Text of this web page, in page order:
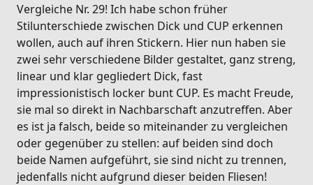
Vergleiche Nr. 29! Ich habe schon früher
Stilunterschiede zwischen Dick und CUP erkennen
wollen, auch auf ihren Stickern. Hier nun haben sie
zwei sehr verschiedene Bilder gestaltet, ganz streng,
linear und klar gegliedert Dick, fast
impressionistisch locker bunt CUP. Es macht Freude,
sie mal so direkt in Nachbarschaft anzutreffen. Aber
es ist ja falsch, beide so miteinander zu vergleichen
oder gegenüber zu stellen: auf beiden sind doch
beide Namen aufgeführt, sie sind nicht zu trennen,
jedenfalls nicht aufgrund dieser beiden Fliesen!